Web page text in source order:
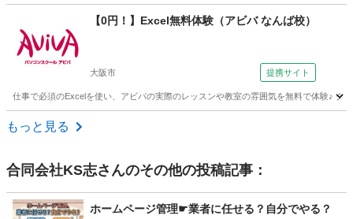
ＪＲ河内永和駅 ホームページ作成 Canva
【0円！】Excel無料体験（アビバ なんば校）
大阪市 提携サイト
仕事で必須のExcelを使い、アビバの実際のレッスンや教室の雰囲気を無料で体験♪
大阪 大阪市
もっと見る
合同会社KS志さんのその他の投稿記事：
ホームページ管理☛業者に任せる？自分でやる？